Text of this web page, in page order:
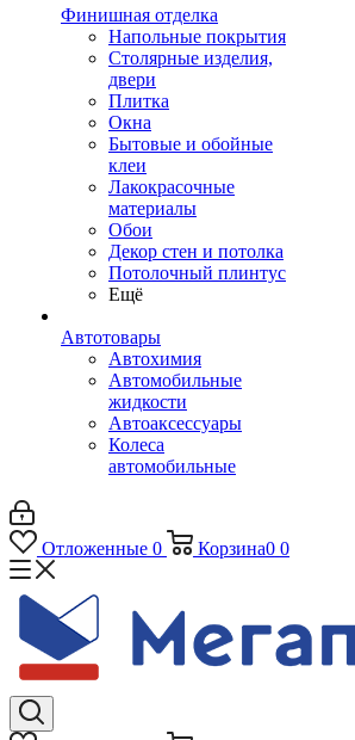
Финишная отделка
Напольные покрытия
Столярные изделия,
двери
Плитка
Окна
Бытовые и обойные
клеи
Лакокрасочные
материалы
Обои
Декор стен и потолка
Потолочный плинтус
Ещё
Автотовары
Автохимия
Автомобильные
жидкости
Автоаксессуары
Колеса
автомобильные
Отложенные 0 Корзина0 0